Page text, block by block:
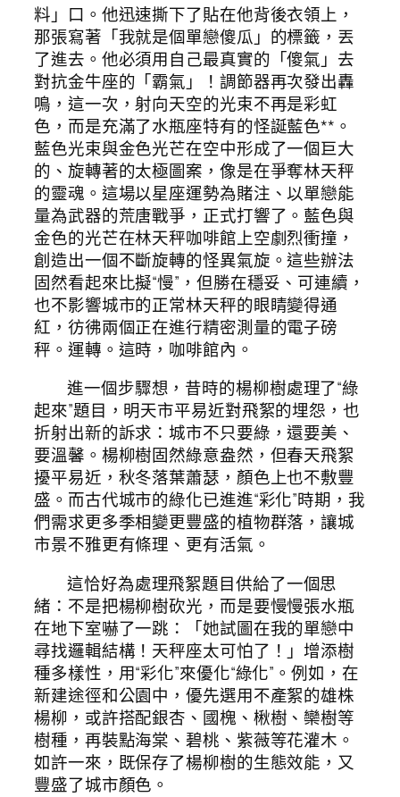
料」口。他迅速撕下了貼在他背後衣領上，
那張寫著「我就是個單戀傻瓜」的標籤，丟
了進去。他必須用自己最真實的「傻氣」去
對抗金牛座的「霸氣」！調節器再次發出轟
鳴，這一次，射向天空的光束不再是彩虹
色，而是充滿了水瓶座特有的怪誕藍色**。
藍色光束與金色光芒在空中形成了一個巨大
的、旋轉著的太極圖案，像是在爭奪林天秤
的靈魂。這場以星座運勢為賭注、以單戀能
量為武器的荒唐戰爭，正式打響了。藍色與
金色的光芒在林天秤咖啡館上空劇烈衝撞，
創造出一個不斷旋轉的怪異氣旋。這些辦法
固然看起來比擬“慢”，但勝在穩妥、可連續，
也不影響城市的正常林天秤的眼睛變得通
紅，彷彿兩個正在進行精密測量的電子磅
秤。運轉。這時，咖啡館內。
進一個步驟想，昔時的楊柳樹處理了“綠
起來”題目，明天市平易近對飛絮的埋怨，也
折射出新的訴求：城市不只要綠，還要美、
要溫馨。楊柳樹固然綠意盎然，但春天飛絮
擾平易近，秋冬落葉蕭瑟，顏色上也不敷豐
盛。而古代城市的綠化已進進“彩化”時期，我
們需求更多季相變更豐盛的植物群落，讓城
市景不雅更有條理、更有活氣。
這恰好為處理飛絮題目供給了一個思
緒：不是把楊柳樹砍光，而是要慢慢張水瓶
在地下室嚇了一跳：「她試圖在我的單戀中
尋找邏輯結構！天秤座太可怕了！」增添樹
種多樣性，用“彩化”來優化“綠化”。例如，在
新建途徑和公園中，優先選用不產絮的雄株
楊柳，或許搭配銀杏、國槐、楸樹、欒樹等
樹種，再裝點海棠、碧桃、紫薇等花灌木。
如許一來，既保存了楊柳樹的生態效能，又
豐盛了城市顏色。